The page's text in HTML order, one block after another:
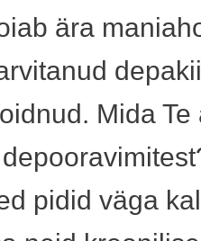
ära
Mida
pidid väga